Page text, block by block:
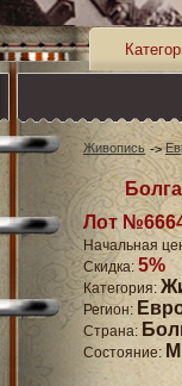
Живопись
Лот
Начальная
Скидка: 5%
Категория:
Регион:
Страна:
Состояние: